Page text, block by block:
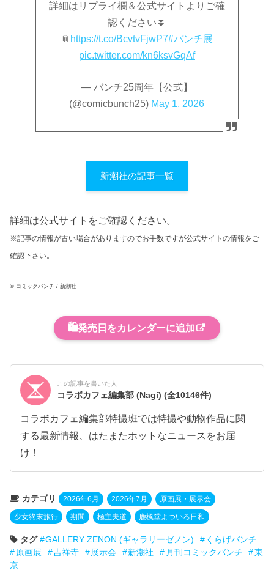
詳細はリプライ欄＆公式サイトよりご確
認ください⏬
📎 https://t.co/BcvtvFjwP7#バンチ展
pic.twitter.com/kn6ksvGqAf
— バンチ25周年【公式】
(@comicbunch25) May 1, 2026
新潮社の記事一覧
詳細は公式サイトをご確認ください。
※記事の情報が古い場合がありますのでお手数ですが公式サイトの情報をご
確認下さい。
© コミックバンチ / 新潮社
🛍️発売日をカレンダーに追加
この記事を書いた人
コラボカフェ編集部 (Nagi)(全10146件)
コラボカフェ編集部特撮班では特撮や動物作品に関
する最新情報、はたまたホットなニュースをお届
け！
カテゴリ 2026年6月 2026年7月 原画展・展示会
少女終末旅行 期間 極主夫道 鹿楓堂よついろ日和
タグ GALLERY ZENON (ギャラリーゼノン)
くらげバンチ
原画展
吉祥寺 展示会 新潮社 月刊コミックバンチ
東
京